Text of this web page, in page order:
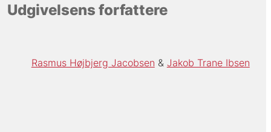
Udgivelsens forfattere
Rasmus Højbjerg Jacobsen Jakob Trane Ibsen